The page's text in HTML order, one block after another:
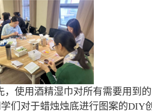
，使用酒精湿巾对所有需要用到
们对于蜡烛烛底进行图案的DIY